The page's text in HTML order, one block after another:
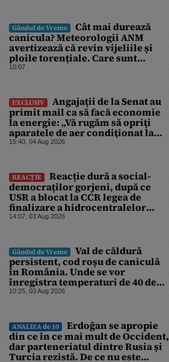
Gândul de Vreme
Cât mai durează
canicula? Meteorologii ANM
avertizează că revin vijeliile și
ploile torențiale. Care sunt
zonele vizate, începând chiar de
10:07
EXCLUSIV
Angajaţii de la Senat au
primit mail ca să facă economie
la energie: „Vă rugăm să opriţi
aparatele de aer condiţionat la
sfârşitul programului”
15:40, 04 Aug 2026
REACȚIE
Reacție dură a social-
democraților gorjeni, după ce
USR a blocat la CCR legea de
finalizare a hidrocentralelor
abandonate. „Nu ne-ar surprinde
abătut o cupolă de foc”
14:07, 03 Aug 2026
Gândul de Vreme
Val de căldură
persistent, cod roșu de caniculă
în România. Unde se vor
înregistra temperaturi de 40 de
grade, potrivit ANM
10:25, 03 Aug 2026
ANALIZA de 10
Erdoğan se apropie
din ce în ce mai mult de Occident,
dar parteneriatul dintre Rusia și
Turcia rezistă. De ce nu este